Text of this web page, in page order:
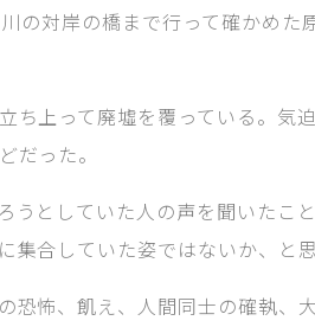
の対岸の橋まで行って確かめた
ち上って廃墟を覆っている。気
だった。
うとしていた人の声を聞いたこ
合していた姿ではないか、と思
恐怖、飢え、人間同士の確執、